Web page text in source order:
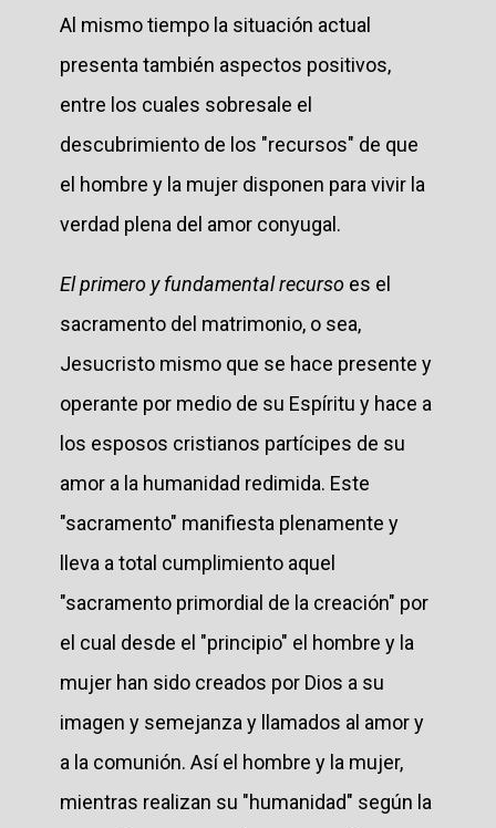
Al mismo tiempo la situación actual
presenta también aspectos positivos,
entre los cuales sobresale el
descubrimiento de los "recursos" de que
el hombre y la mujer disponen para vivir la
verdad plena del amor conyugal.
El primero y fundamental recurso es el
sacramento del matrimonio, o sea,
Jesucristo mismo que se hace presente y
operante por medio de su Espíritu y hace a
los esposos cristianos partícipes de su
amor a la humanidad redimida. Este
"sacramento" manifiesta plenamente y
lleva a total cumplimiento aquel
"sacramento primordial de la creación" por
el cual desde el "principio" el hombre y la
mujer han sido creados por Dios a su
imagen y semejanza y llamados al amor y
a la comunión. Así el hombre y la mujer,
mientras realizan su "humanidad" según la